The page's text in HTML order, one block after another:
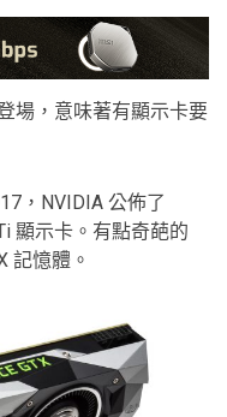
場，意味著有顯示卡要
，NVIDIA 公佈了
顯示卡。有點奇葩的
記憶體。